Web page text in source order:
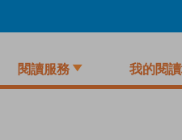
閱讀服務 我的閱